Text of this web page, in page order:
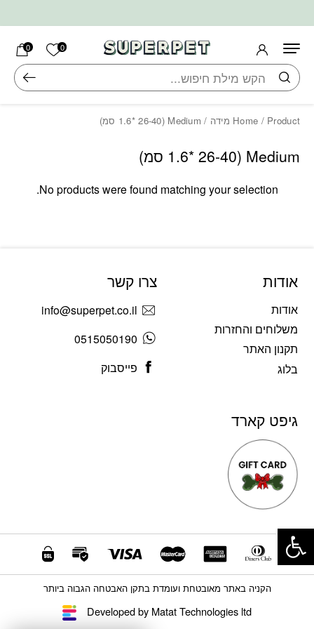
0 הרשימה
0
חיפוש
Home / Product מידה / Medium (1.6* 26-40 סמ)
Medium (1.6* 26-40 סמ)
No products were found matching your selection.
אודות
אודות
משלוחים והחזרות
תקנון האתר
בלוג
צרו קשר
info@superpet.co.il
0515050190
פייסבוק
גיפט קארד
Developed by Matat Technologies ltd
הקניה באתר מאובטחת ועומדת בתקן האבטחה הגבוה ביותר
פתח סרגל נגישות